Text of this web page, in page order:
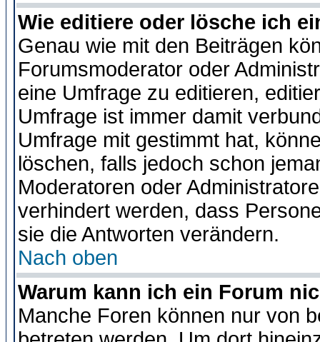
Wie editiere oder lösche ich
Genau wie mit den Beiträgen
Forumsmoderator oder
eine Umfrage zu editieren,
Umfrage ist immer damit
Umfrage mit gestimmt hat,
löschen, falls jedoch schon
Moderatoren oder
verhindert werden, dass
sie die Antworten verändern.
Nach oben
Warum kann ich ein Forum
Manche Foren können nur von